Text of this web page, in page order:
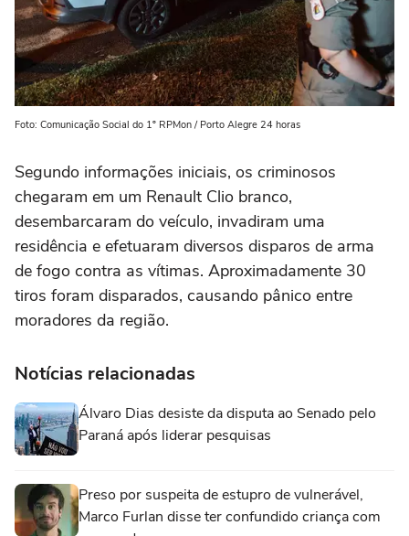
Foto: Comunicação Social do 1º RPMon / Porto Alegre 24 horas
Segundo informações iniciais, os criminosos
chegaram em um Renault Clio branco,
desembarcaram do veículo, invadiram uma
residência e efetuaram diversos disparos de arma
de fogo contra as vítimas. Aproximadamente 30
tiros foram disparados, causando pânico entre
moradores da região.
Notícias relacionadas
Álvaro Dias desiste da disputa ao Senado pelo
Paraná após liderar pesquisas
Preso por suspeita de estupro de vulnerável,
Marco Furlan disse ter confundido criança com